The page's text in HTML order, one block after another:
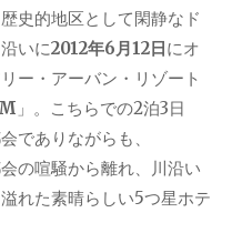
史的地区として閑静なド
いに2012年6月12日にオ
ー・アーバン・リゾート
」。こちらでの2泊3日
でありながらも、
の喧騒から離れ、川沿い
れた素晴らしい5つ星ホテ